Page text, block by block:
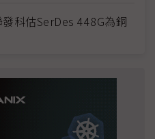
科估SerDes 448G為銅